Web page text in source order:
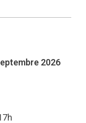
2026